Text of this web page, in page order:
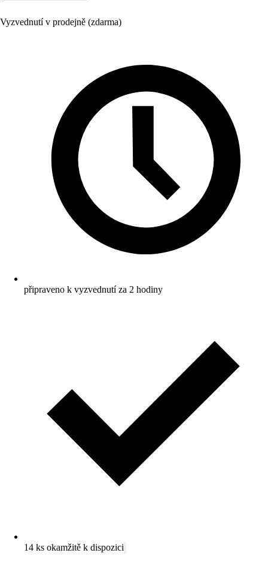
Vyzvednutí v prodejně (zdarma)
připraveno k vyzvednutí za 2 hodiny
14 ks okamžitě k dispozici